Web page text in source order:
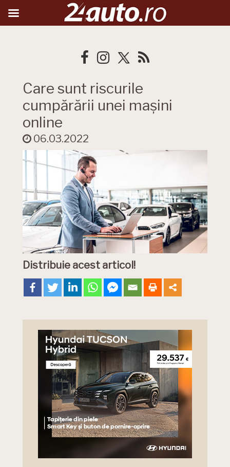
Care sunt riscurile
cumpărării unei mașini
online
06.03.2022
Distribuie acest articol!